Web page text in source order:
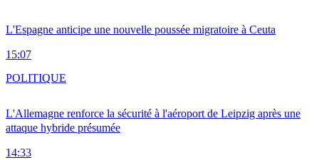
L'Espagne anticipe une nouvelle poussée migratoire à Ceuta
15:07
L'Allemagne renforce la sécurité à l'aéroport de Leipzig après une
attaque hybride présumée
14:33
POLITIQUE